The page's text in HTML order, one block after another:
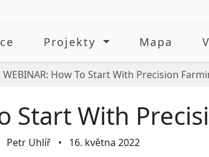
Projekty Mapa
WEBINAR: How To Start With Precision
Start With
Petr Uhlíř • 16. května 2022